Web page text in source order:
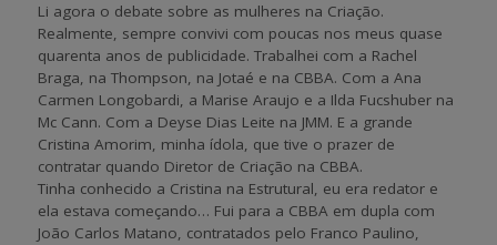
Li agora o debate sobre as mulheres na Criação.
Realmente, sempre convivi com poucas nos meus quase
quarenta anos de publicidade. Trabalhei com a Rachel
Braga, na Thompson, na Jotaé e na CBBA. Com a Ana
Carmen Longobardi, a Marise Araujo e a Ilda Fucshuber na
Mc Cann. Com a Deyse Dias Leite na JMM. E a grande
Cristina Amorim, minha ídola, que tive o prazer de
contratar quando Diretor de Criação na CBBA.
Tinha conhecido a Cristina na Estrutural, eu era redator e
ela estava começando… Fui para a CBBA em dupla com
João Carlos Matano, contratados pelo Franco Paulino,